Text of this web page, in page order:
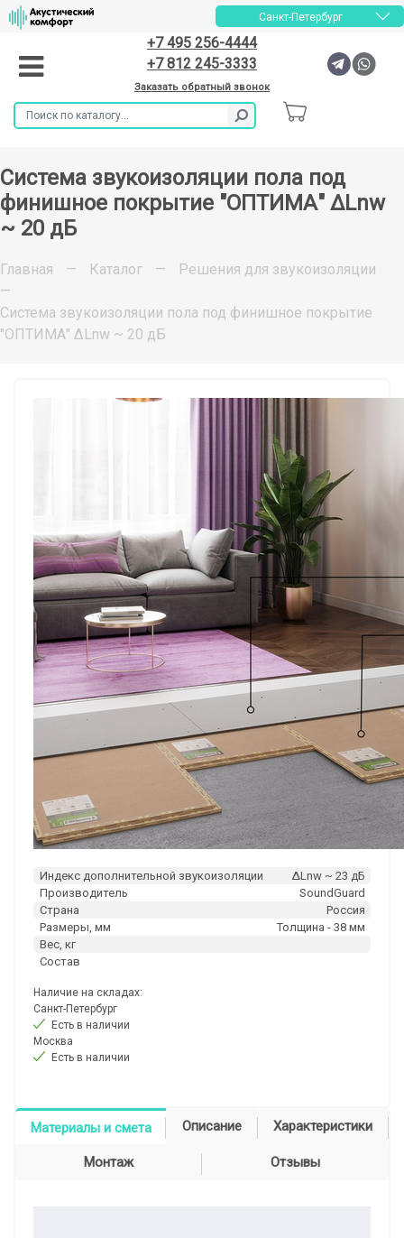
Санкт-Петербург
+7 495 256-4444
+7 812 245-3333
Заказать обратный звонок
Система звукоизоляции пола под
финишное покрытие "ОПТИМА" ΔLnw
~ 20 дБ
Главная — Каталог —
Решения для звукоизоляции
—
Система звукоизоляции пола под финишное покрытие
"ОПТИМА" ΔLnw ~ 20 дБ
Индекс дополнительной звукоизоляции
ΔLnw ~ 23 дБ
Производитель
SoundGuard
Страна
Россия
Размеры, мм
Толщина - 38 мм
Вес, кг
Состав
Наличие на складах:
Санкт-Петербург
Есть в наличии
Москва
Есть в наличии
Материалы и смета Описание Характеристики
Монтаж Отзывы